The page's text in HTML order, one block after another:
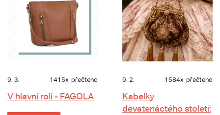
9. 3. 1415x přečteno
V hlavní roli - FAGOLA
9. 2. 1584x přečteno
Kabelky
devatenáctého století: